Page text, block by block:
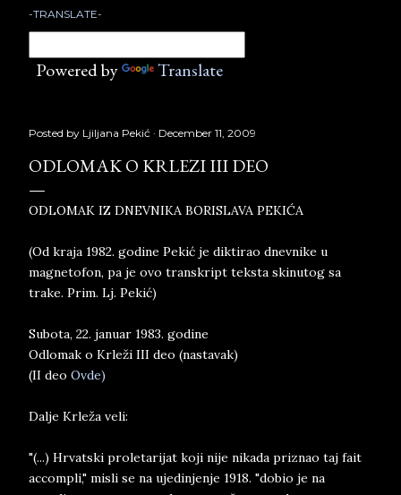
-TRANSLATE-
Powered by Translate
Posted by Ljiljana Pekić December 11, 2009
ODLOMAK O KRLEZI III DEO
ODLOMAK IZ DNEVNIKA BORISLAVA PEKIĆA
(Od kraja 1982. godine Pekić je diktirao dnevnike u
magnetofon, pa je ovo transkript teksta skinutog sa
trake. Prim. Lj. Pekić)
Subota, 22. januar 1983. godine
Odlomak o Krleži III deo (nastavak)
(II deo Ovde)
Dalje Krleža veli:
"(...) Hrvatski proletarijat koji nije nikada priznao taj fait
accompli," misli se na ujedinjenje 1918. "dobio je na